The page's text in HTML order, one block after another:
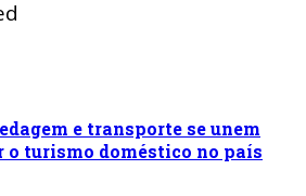
e transporte se unem
o turismo doméstico no país